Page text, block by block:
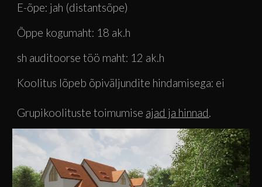
E-õpe: jah (distantsõpe)
Õppe kogumaht: 18 ak.h
sh auditoorse töö maht: 12 ak.h
Koolitus lõpeb õpiväljundite hindamisega: ei
Grupikoolituste toimumise ajad ja hinnad.